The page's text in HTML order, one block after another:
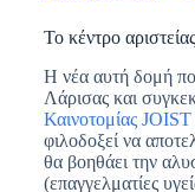
Το κέντρο αριστείας
Η νέα αυτή δομή
Λάρισας και
Καινοτομίας JOIST
φιλοδοξεί να
θα βοηθάει την
(επαγγελματίες